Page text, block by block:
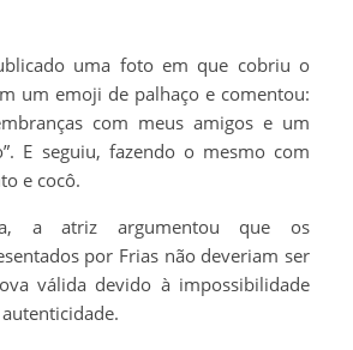
uma foto em que cobriu o
um emoji de palhaço e comentou:
com meus amigos e um
E seguiu, fazendo o mesmo com
e cocô.
a atriz argumentou que os
por Frias não deveriam ser
válida devido à impossibilidade